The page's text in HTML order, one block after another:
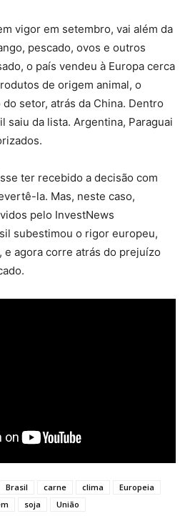
vigor em setembro, vai além da
pescado, ovos e outros
o país vendeu à Europa cerca
de origem animal, o
setor, atrás da China. Dentro
saiu da lista. Argentina, Paraguai
ter recebido a decisão com
la. Mas, neste caso,
pelo InvestNews
subestimou o rigor europeu,
e agora corre atrás do prejuízo
Brasil carne clima
Europeia
soja União